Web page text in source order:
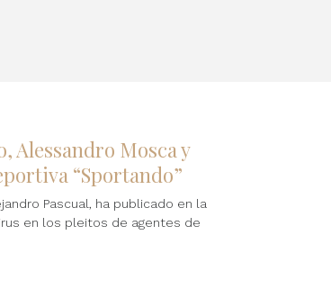
Alessandro Mosca y
“Sportando”
Pascual, ha publicado en la
en los pleitos de agentes de